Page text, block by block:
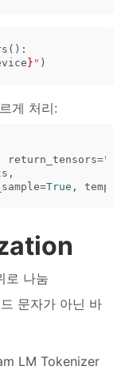
():
} " )
게 처리:
return_tensors="pt"
,
=True ,
로 나눔
문자가 아닌 바
LM Tokenizer